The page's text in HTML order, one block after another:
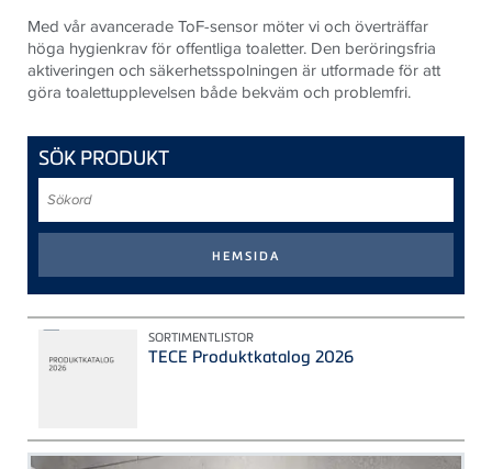
Med vår avancerade ToF-sensor möter vi och överträffar
höga hygienkrav för offentliga toaletter. Den beröringsfria
aktiveringen och säkerhetsspolningen är utformade för att
göra toalettupplevelsen både bekväm och problemfri.
SÖK PRODUKT
SORTIMENTLISTOR
TECE Produktkatalog 2026